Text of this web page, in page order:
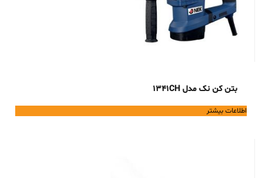
بتن کن نک مدل 1341CH
اطلاعات بیشتر